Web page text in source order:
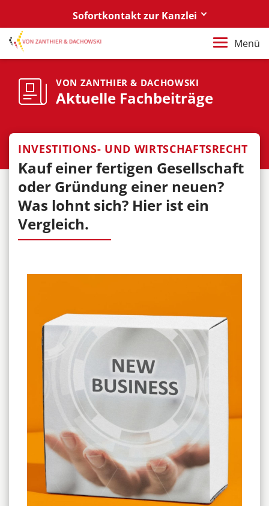
Sofortkontakt zur Kanzlei
Berlin
+49 30 88 03 59 0
Poznań / Warszawa
+48 61 85 82 55 0
Poznań / Warszawa
poznan@vonzanthier.com
Menü
VON ZANTHIER & DACHOWSKI
Aktuelle Fachbeiträge
INVESTITIONS- UND WIRTSCHAFTSRECHT
Kauf einer fertigen Gesellschaft
oder Gründung einer neuen?
Was lohnt sich? Hier ist ein
Vergleich.